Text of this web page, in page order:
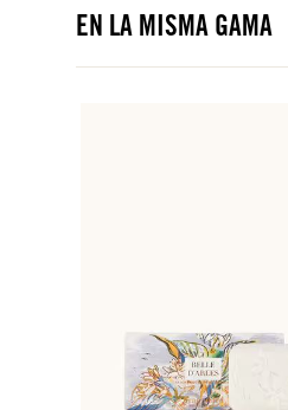
EN LA MISMA GAMA